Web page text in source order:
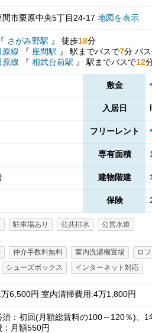
間市栗原中央5丁目24-17 地図を表示
『 さがみ野駅 』 徒歩18分
原線
『 座間駅 』 駅までバスで7分 バ
原線
『 相武台前駅 』 駅までバスで12
敷金
入居日
フリーレント
専有面積
建物階建
保険
駐車場あり 公共排水 公営水道
仲介手数料無料 室内洗濯機置場 ロ
シューズボックス インターネット対応
6,500円 室内清掃費用:4万1,800円
須：初回(月額総賃料の100～120％)、1
月額550円